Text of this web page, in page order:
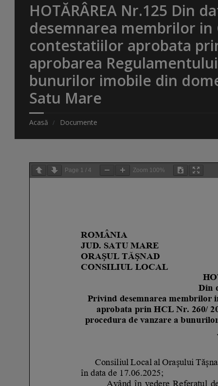
HOTĂRÂREA Nr.125 Din
desemnarea membrilor
contestatiilor aprobata
aprobarea
bunurilor imobile din
Satu Mare
Acasă Documente
Page 1 / 4 Zoom 100%